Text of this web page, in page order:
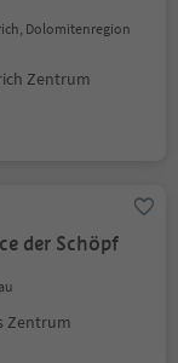
Dolomitenregion
Zentrum
der Schöpf
Zentrum